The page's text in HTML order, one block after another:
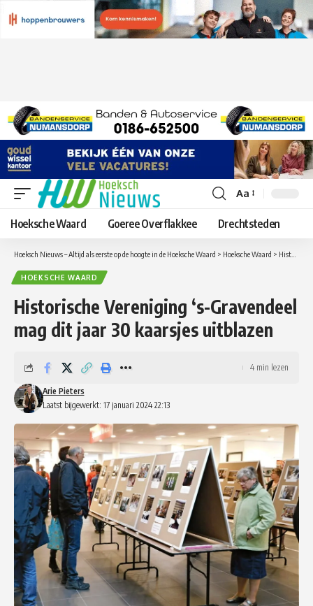
Lettergrootte
aanpassen
Aa
Hoeksche Waard Goeree Overflakkee Drechtsteden
Hoeksch Nieuws – Altijd als eerste op de hoogte in de Hoeksche Waard > Hoeksche Waard > Historische Vereniging ‘s-Gravendeel mag dit jaar 30 kaarsjes uitblazen
HOEKSCHE WAARD
Historische Vereniging ‘s-Gravendeel
mag dit jaar 30 kaarsjes uitblazen
Laatst bijgewerkt: 17 januari 2024 22:13
Arie Pieters
4 min lezen